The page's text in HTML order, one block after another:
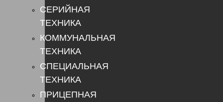
СЕРИЙНАЯ
ТЕХНИКА
КОММУНАЛЬНАЯ
ТЕХНИКА
СПЕЦИАЛЬНАЯ
ТЕХНИКА
ПРИЦЕПНАЯ